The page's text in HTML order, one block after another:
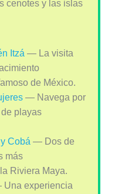
cenotes y las islas
Itzá — La visita
de México.
— Navega por
playas
Cobá — Dos de
más
Riviera Maya.
experiencia